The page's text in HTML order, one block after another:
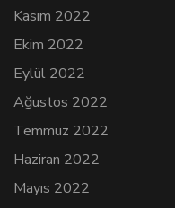
Kasım 2022
Ekim 2022
Eylül 2022
Ağustos 2022
Temmuz 2022
Haziran 2022
Mayıs 2022